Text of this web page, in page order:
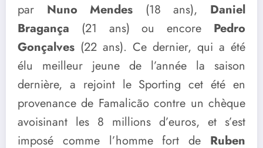
par Nuno Mendes (18 ans), Daniel
Bragança (21 ans) ou encore Pedro
Gonçalves (22 ans). Ce dernier, qui a été
élu meilleur jeune de l’année la saison
dernière, a rejoint le Sporting cet été en
provenance de Famalicão contre un chèque
avoisinant les 8 millions d’euros, et s’est
imposé comme l’homme fort de Ruben